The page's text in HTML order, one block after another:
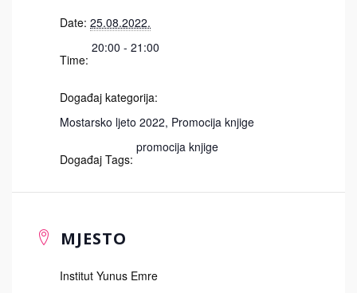
Date: 25.08.2022.
Time:
20:00 - 21:00
Događaj kategorija:
Mostarsko ljeto 2022, Promocija knjige
Događaj Tags:
promocija knjige
MJESTO
Institut Yunus Emre